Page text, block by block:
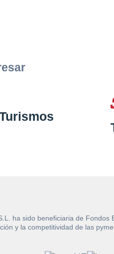
ha sido beneficiaria de
y la competitividad de las